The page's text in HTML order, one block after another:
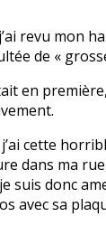
revu mon
de «
en
cette
dans ma
suis donc
sa